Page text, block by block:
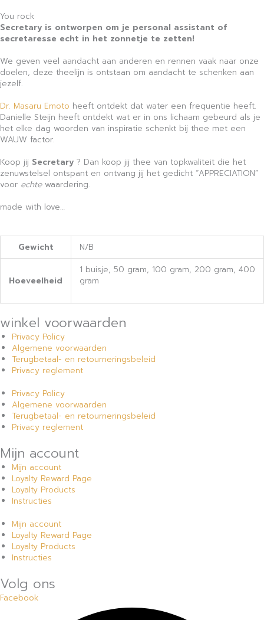
You rock
Secretary is ontworpen om je personal assistant of
secretaresse echt in het zonnetje te zetten!
We geven veel aandacht aan anderen en rennen vaak naar onze
doelen, deze theelijn is ontstaan om aandacht te schenken aan
jezelf.
Dr. Masaru Emoto heeft ontdekt dat water een frequentie heeft.
Danielle Steijn heeft ontdekt wat er in ons lichaam gebeurd als je
het elke dag woorden van inspiratie schenkt bij thee met een
WAUW factor.
Koop jij Secretary ? Dan koop jij thee van topkwaliteit die het
zenuwstelsel ontspant en ontvang jij het gedicht “APPRECIATION”
voor echtewaardering.
made with love…
Gewicht N/B
Hoeveelheid
1 buisje, 50 gram, 100 gram, 200 gram, 400
gram
winkel voorwaarden
Privacy Policy
Algemene voorwaarden
Terugbetaal- en retourneringsbeleid
Privacy reglement
Privacy Policy
Algemene voorwaarden
Terugbetaal- en retourneringsbeleid
Privacy reglement
Mijn account
Mijn account
Loyalty Reward Page
Loyalty Products
Instructies
Mijn account
Loyalty Reward Page
Loyalty Products
Instructies
Volg ons
Facebook